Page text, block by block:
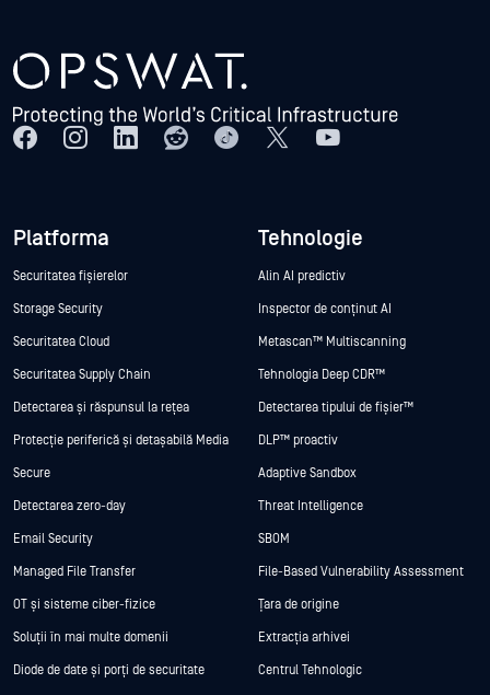
Platforma
Securitatea fișierelor
Storage Security
Securitatea Cloud
Securitatea Supply Chain
Detectarea și răspunsul la rețea
Protecție periferică și detașabilă Media
Secure
Detectarea zero-day
Email Security
Managed File Transfer
OT și sisteme ciber-fizice
Soluții în mai multe domenii
Diode de date și porți de securitate
Tehnologie
Alin AI predictiv
Inspector de conținut AI
Metascan™ Multiscanning
Tehnologia Deep CDR™
Detectarea tipului de fișier™
DLP™ proactiv
Adaptive Sandbox
Threat Intelligence
SBOM
File-Based Vulnerability Assessment
Țara de origine
Extracția arhivei
Centrul Tehnologic